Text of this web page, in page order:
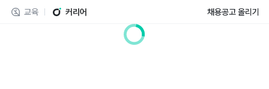
교육 커리어 채용공고 올리기